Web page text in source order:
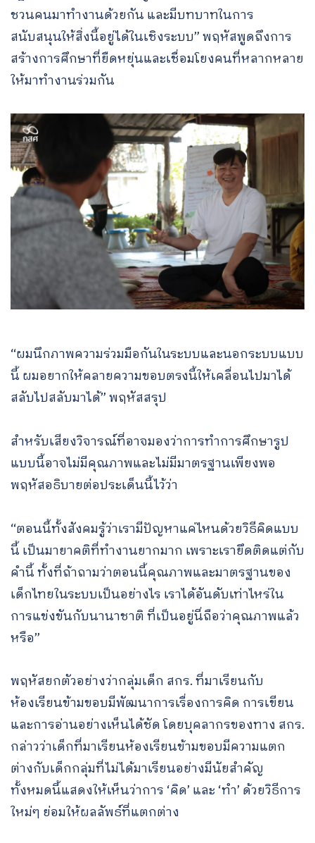
ชวนคนมาทำงานด้วยกัน และมีบทบาทในการ
สนับสนุนให้สิ่งนี้อยู่ได้ในเชิงระบบ” พฤหัสพูดถึงการ
สร้างการศึกษาที่ยืดหยุ่นและเชื่อมโยงคนที่หลากหลาย
ให้มาทำงานร่วมกัน
“ผมนึกภาพความร่วมมือกันในระบบและนอกระบบแบบ
นี้ ผมอยากให้คลายความขอบตรงนี้ให้เคลื่อนไปมาได้
สลับไปสลับมาได้” พฤหัสสรุป
สำหรับเสียงวิจารณ์ที่อาจมองว่าการทำการศึกษารูป
แบบนี้อาจไม่มีคุณภาพและไม่มีมาตรฐานเพียงพอ
พฤหัสอธิบายต่อประเด็นนี้ไว้ว่า
“ตอนนี้ทั้งสังคมรู้ว่าเรามีปัญหาแค่ไหนด้วยวิธีคิดแบบ
นี้ เป็นมายาคติที่ทำงานยากมาก เพราะเรายึดติดแต่กับ
คำนี้ ทั้งที่ถ้าถามว่าตอนนี้คุณภาพและมาตรฐานของ
เด็กไทยในระบบเป็นอย่างไร เราได้อันดับเท่าไหร่ใน
การแข่งขันกับนานาชาติ ที่เป็นอยู่นี่ถือว่าคุณภาพแล้ว
หรือ”
พฤหัสยกตัวอย่างว่ากลุ่มเด็ก สกร. ที่มาเรียนกับ
ห้องเรียนข้ามขอบมีพัฒนาการเรื่องการคิด การเขียน
และการอ่านอย่างเห็นได้ชัด โดยบุคลากรของทาง สกร.
กล่าวว่าเด็กที่มาเรียนห้องเรียนข้ามขอบมีความแตก
ต่างกับเด็กกลุ่มที่ไม่ได้มาเรียนอย่างมีนัยสำคัญ
ทั้งหมดนี้แสดงให้เห็นว่าการ ‘คิด’ และ ‘ทำ’ ด้วยวิธีการ
ใหม่ๆ ย่อมให้ผลลัพธ์ที่แตกต่าง